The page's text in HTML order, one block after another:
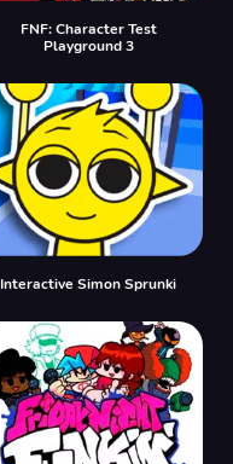
FNF: Character Test
Playground 3
Interactive Simon Sprunki